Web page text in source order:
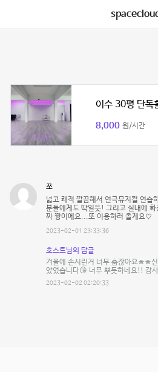
이수 30평 단독
8,000 원/시간
쪼
넓고 쾌적 깔끔해서 연극뮤지컬 연습
분들에게도 딱일듯! 그리고 실내에
짜 짱이에요...또 이용하러 올게요♡
2023-02-01 23:33:36
호스트님의 답글
겨울에 손시린거 너무 춥잖아요ㅎㅎ
았었습니다😘 너무 뿌듯하네요!! 감
2023-02-02 02:20:33